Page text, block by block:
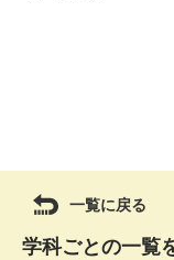
一覧に戻る
学科ごとの一覧